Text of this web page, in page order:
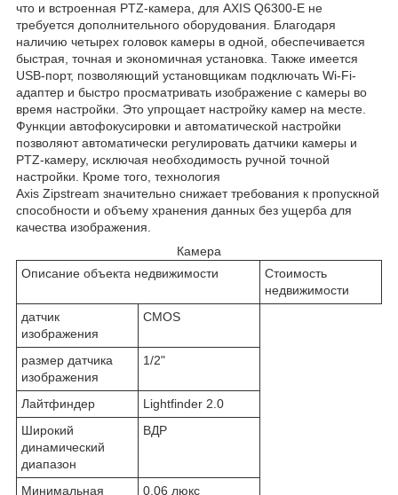
что и встроенная PTZ-камера, для AXIS Q6300-E не
требуется дополнительного оборудования. Благодаря
наличию четырех головок камеры в одной, обеспечивается
быстрая, точная и экономичная установка. Также имеется
USB-порт, позволяющий установщикам подключать Wi-Fi-
адаптер и быстро просматривать изображение с камеры во
время настройки. Это упрощает настройку камер на месте.
Функции автофокусировки и автоматической настройки
позволяют автоматически регулировать датчики камеры и
PTZ-камеру, исключая необходимость ручной точной
настройки. Кроме того, технология
Axis Zipstream значительно снижает требования к пропускной
способности и объему хранения данных без ущерба для
качества изображения.
Камера
Описание объекта недвижимости
Стоимость
недвижимости
датчик
изображения
CMOS
размер датчика
изображения
1/2"
Лайтфиндер
Lightfinder 2.0
Широкий
динамический
диапазон
ВДР
Минимальная 0,06 люкс